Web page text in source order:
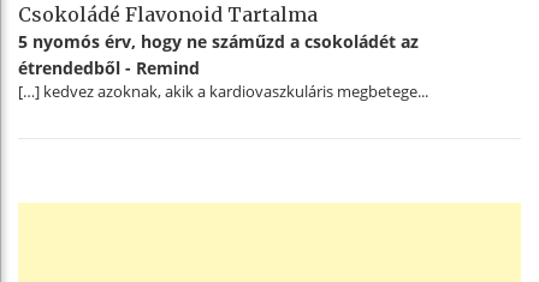
Csokoládé Flavonoid Tartalma
5 nyomós érv, hogy ne száműzd a csokoládét az
étrendedből - Remind
[…] kedvez azoknak, akik a kardiovaszkuláris megbetege...